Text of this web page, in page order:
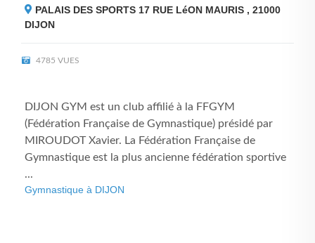
PALAIS DES SPORTS 17 RUE LéON MAURIS , 21000
DIJON
4785 VUES
DIJON GYM est un club affilié à la FFGYM
(Fédération Française de Gymnastique) présidé par
MIROUDOT Xavier. La Fédération Française de
Gymnastique est la plus ancienne fédération sportive
...
Gymnastique à DIJON